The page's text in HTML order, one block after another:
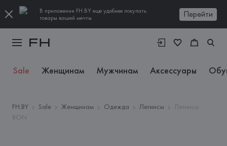
В приложении FH.BY еще удобнее покупать
товары вашей мечты
Перейти
Sale Женщинам Мужчинам Аксессуары
FH.BY Sale Женщинам Одежда Легинсы
Легинсы
BON